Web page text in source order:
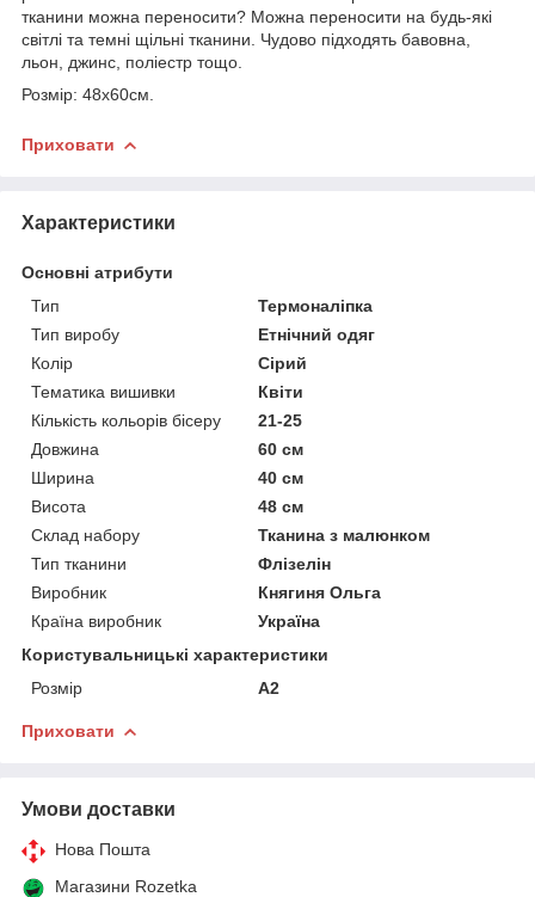
тканини можна переносити? Можна переносити на будь-які
світлі та темні щільні тканини. Чудово підходять бавовна,
льон, джинс, поліестр тощо.
Розмір: 48х60см.
Приховати
Характеристики
Основні атрибути
Тип
Термоналіпка
Тип виробу
Етнічний одяг
Колір
Сірий
Тематика вишивки
Квіти
Кількість кольорів бісеру
21-25
Довжина
60 см
Ширина
40 см
Висота
48 см
Склад набору
Тканина з малюнком
Тип тканини
Флізелін
Виробник
Княгиня Ольга
Країна виробник
Україна
Користувальницькі характеристики
Розмір
А2
Приховати
Умови доставки
Нова Пошта
Магазини Rozetka